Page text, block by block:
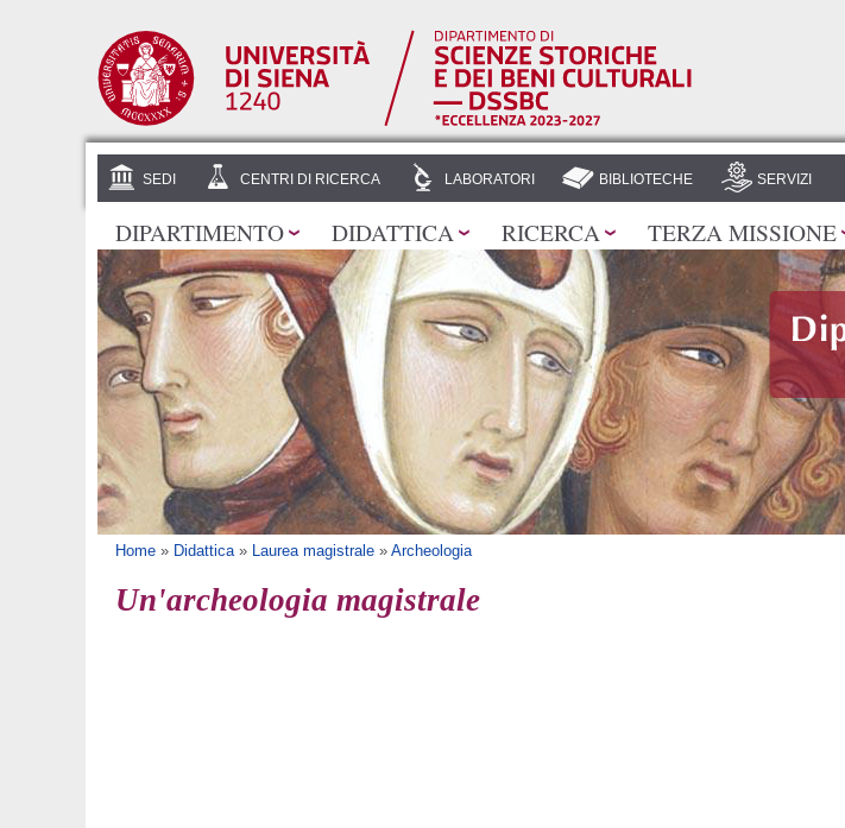
SEDI CENTRI DI RICERCA LABORATORI BIBLIOTECHE SERVIZI
DIPARTIMENTO DIDATTICA RICERCA TERZA MISSIONE
Tu sei qui
Home » Didattica» Laurea magistrale » Archeologia
Un'archeologia magistrale